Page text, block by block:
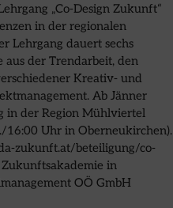
„Co-Design Zukunft“
in der regionalen
Lehrgang dauert sechs
der Trendarbeit, den
Kreativ- und
Ab Jänner
in der Region Mühlviertel
16:00 Uhr in Oberneukirchen).
zukunft.at/beteiligung/co-
in
OÖ GmbH